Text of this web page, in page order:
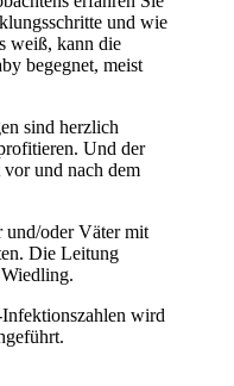
und wie
weiß, kann die
begegnet, meist
sind herzlich
Und der
und nach dem
und/oder Väter mit
Die Leitung
wird